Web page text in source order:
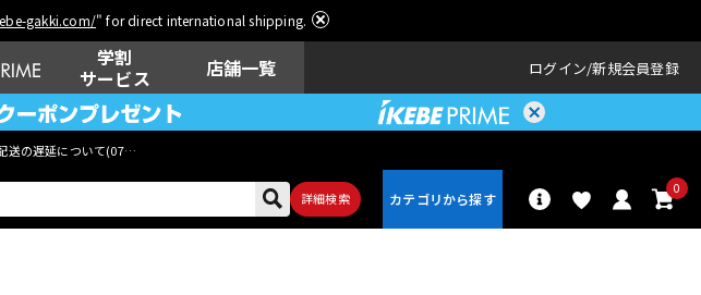
gakki.com/" for direct international shipping.
学割
サービス
店舗一覧 ログイン 新規会員登録
送の遅延について(07月29日
詳細検索
0